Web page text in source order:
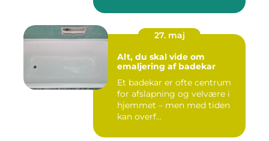
27. maj
Alt, du skal vide om
emaljering af badekar
Et badekar er ofte centrum
for afslapning og velvære i
hjemmet – men med tiden
kan overf...